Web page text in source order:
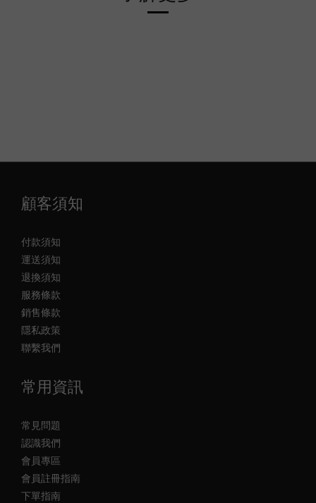
顧客須知
付款須知
運送須知
退換須知
服務條款
銷售條款
隱私政策
聯繫我們
常用資訊
常見問題
認識我們
會員專區
會員註冊指南
下單指南